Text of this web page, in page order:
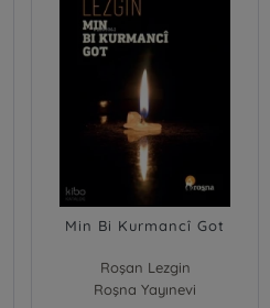
Min Bi Kurmancî Got
Roşan Lezgin
Roşna Yayınevi